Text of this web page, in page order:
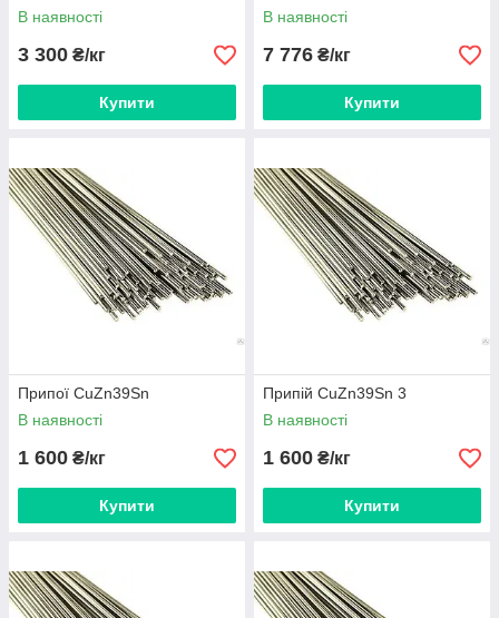
В наявності
3 300 ₴/кг
Купити
В наявності
7 776 ₴/кг
Купити
Припої CuZn39Sn
В наявності
1 600 ₴/кг
Купити
Припій CuZn39Sn 3
В наявності
1 600 ₴/кг
Купити